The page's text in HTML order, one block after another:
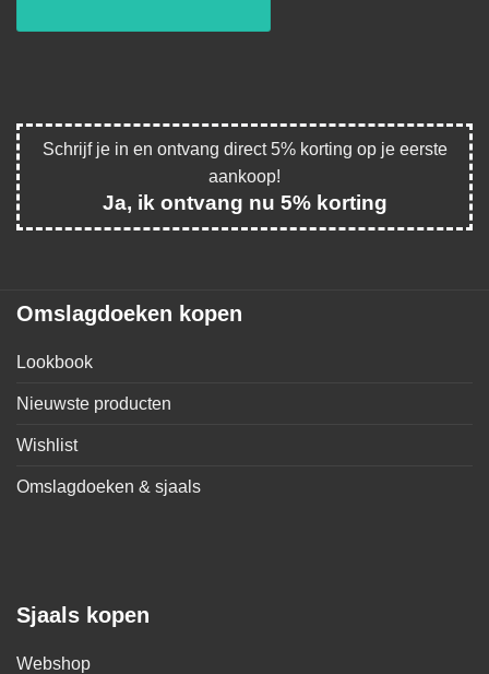
Schrijf je in en ontvang direct 5% korting op je eerste
aankoop!
Ja, ik ontvang nu 5% korting
Omslagdoeken kopen
Lookbook
Nieuwste producten
Wishlist
Omslagdoeken & sjaals
Sjaals kopen
Webshop